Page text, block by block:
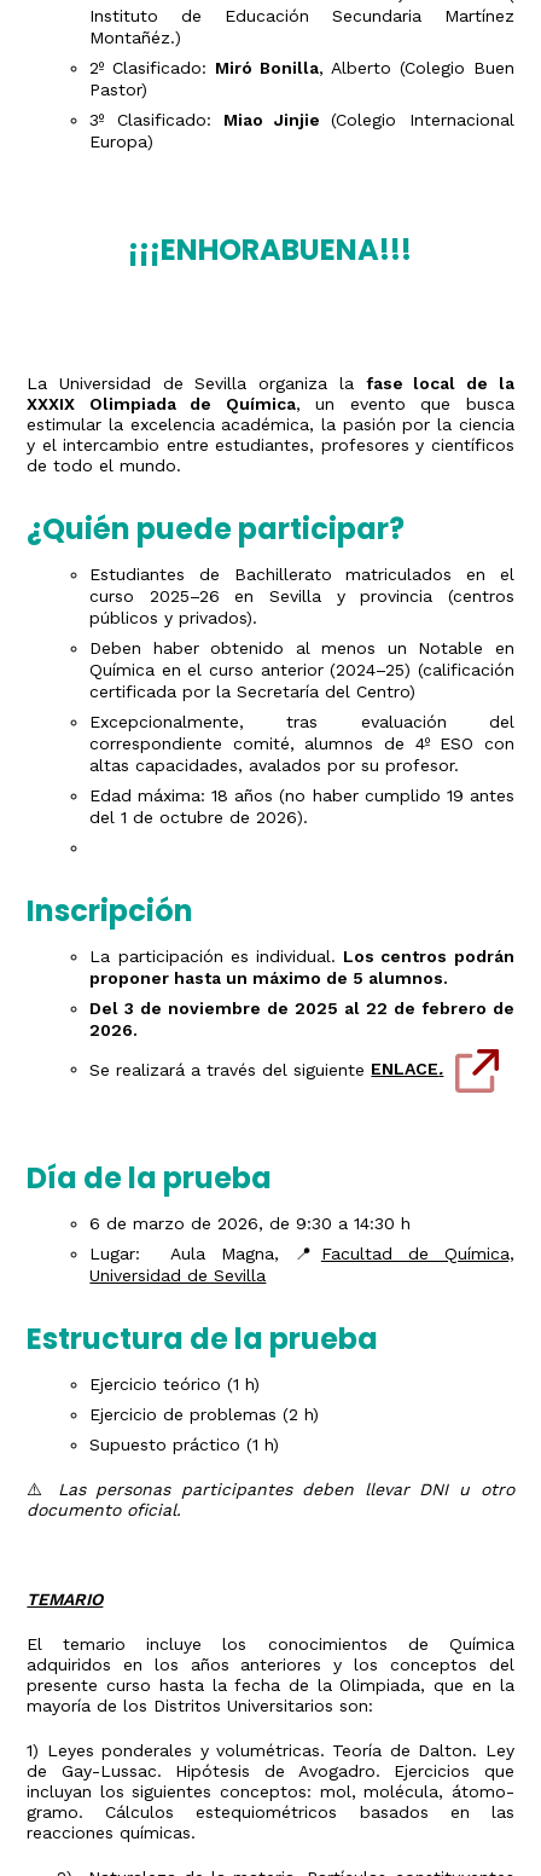
Instituto de Educación Secundaria Martínez
Montañéz.)
2º Clasificado: Miró Bonilla, Alberto (Colegio Buen
Pastor)
3º Clasificado: Miao Jinjie(Colegio Internacional
Europa)
¡¡¡ENHORABUENA!!!
La Universidad de Sevilla organiza la fase local de la
XXXIX Olimpiada de Química, un evento que busca
estimular la excelencia académica, la pasión por la ciencia
y el intercambio entre estudiantes, profesores y científicos
de todo el mundo.
¿Quién puede participar?
Estudiantes de Bachillerato matriculados en el
curso 2025–26 en Sevilla y provincia (centros
públicos y privados).
Deben haber obtenido al menos un Notable en
Química en el curso anterior (2024–25) (calificación
certificada por la Secretaría del Centro)
Excepcionalmente, tras evaluación del
correspondiente comité, alumnos de 4º ESO con
altas capacidades, avalados por su profesor.
Edad máxima: 18 años (no haber cumplido 19 antes
del 1 de octubre de 2026).
Inscripción
La participación es individual. Los centros podrán
proponer hasta un máximo de 5 alumnos.
Del 3 de noviembre de 2025 al 22 de febrero de
2026.
Se realizará a través del siguiente ENLACE.
Día de la prueba
6 de marzo de 2026, de 9:30 a 14:30 h
Lugar: Aula Magna, 📍 Facultad de Química,
Universidad de Sevilla
Estructura de la prueba
Ejercicio teórico (1 h)
Ejercicio de problemas (2 h)
Supuesto práctico (1 h)
⚠️ Las personas participantes deben llevar DNI u otro
documento oficial.
TEMARIO
El temario incluye los conocimientos de Química
adquiridos en los años anteriores y los conceptos del
presente curso hasta la fecha de la Olimpiada, que en la
mayoría de los Distritos Universitarios son:
1) Leyes ponderales y volumétricas. Teoría de Dalton. Ley
de Gay-Lussac. Hipótesis de Avogadro. Ejercicios que
incluyan los siguientes conceptos: mol, molécula, átomo-
gramo. Cálculos estequiométricos basados en las
reacciones químicas.